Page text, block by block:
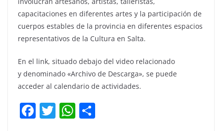
capacitaciones en diferentes artes y la participación de
cuerpos estables de la provincia en diferentes espacios
representativos de la Cultura en Salta.
En el link, situado debajo del video relacionado
y denominado «Archivo de Descarga», se puede
acceder al calendario de actividades.
F T W